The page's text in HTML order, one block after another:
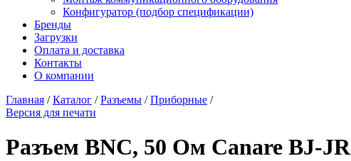
Конфигуратор (подбор спецификации)
Бренды
Загрузки
Оплата и доставка
Контакты
О компании
Главная /Каталог /Разъемы /Приборные /
Версия для печати
Разъем BNC, 50 Ом Canare BJ-JR